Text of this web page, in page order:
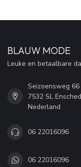
BLAUW MODE
Leuke en betaalbare
Seizoensweg 66
7532 SL
Nederland
06 22016096
06 22016096